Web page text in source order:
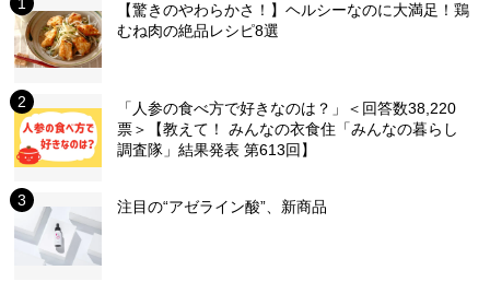
【驚きのやわらかさ！】ヘルシーなのに大満足！鶏
むね肉の絶品レシピ8選
「人参の食べ方で好きなのは？」＜回答数38,220
票＞【教えて！ みんなの衣食住「みんなの暮らし
調査隊」結果発表 第613回】
注目の“アゼライン酸”、新商品